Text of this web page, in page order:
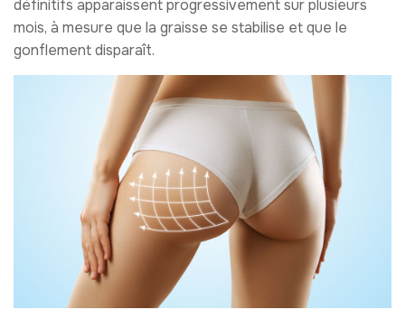
définitifs apparaissent progressivement sur plusieurs
mois, à mesure que la graisse se stabilise et que le
gonflement disparaît.